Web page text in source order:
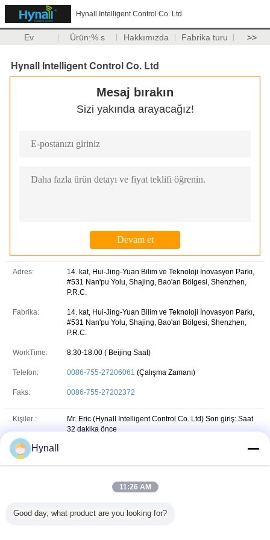
Hynall Intelligent Control Co. Ltd
Ev Ürün:% s Hakkımızda Fabrika turu >>
Hynall Intelligent Control Co. Ltd
Mesaj bırakın
Sizi yakında arayacağız!
Adres:
14. kat, Hui-Jing-Yuan Bilim ve Teknoloji İnovasyon Parkı,
#531 Nan'pu Yolu, Shajing, Bao'an Bölgesi, Shenzhen,
P.R.C.
Fabrika:
14. kat, Hui-Jing-Yuan Bilim ve Teknoloji İnovasyon Parkı,
#531 Nan'pu Yolu, Shajing, Bao'an Bölgesi, Shenzhen,
P.R.C.
WorkTime: 8:30-18:00 ( Beijing Saat)
Telefon: 0086-755-27206061 (Çalışma Zamanı)
Faks: 0086-755-27202372
Kişiler : Mr. Eric (Hynall Intelligent Control Co. Ltd) Son giriş: Saat
32 dakika önce
İş unvanı :
+8613715043912 Whatsapp
WeChat : 13715043912 wechat
Hynall
11:26 AM
Good day, what product are you looking for?